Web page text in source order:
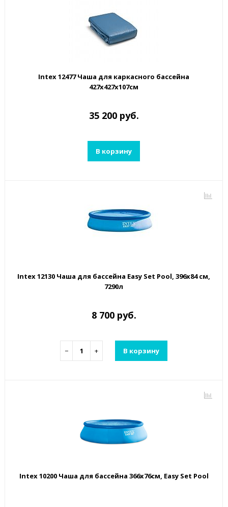
Intex 12477 Чаша для каркасного бассейна
427х427х107см
35 200 руб.
В корзину
Intex 12130 Чаша для бассейна Easy Set Pool, 396х84 см,
7290л
8 700 руб.
− + В корзину
Intex 10200 Чаша для бассейна 366x76см, Easy Set Pool